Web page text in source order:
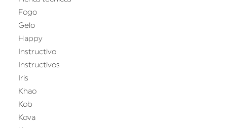
Fogo
Gelo
Happy
Instructivo
Instructivos
Iris
Khao
Kob
Kova